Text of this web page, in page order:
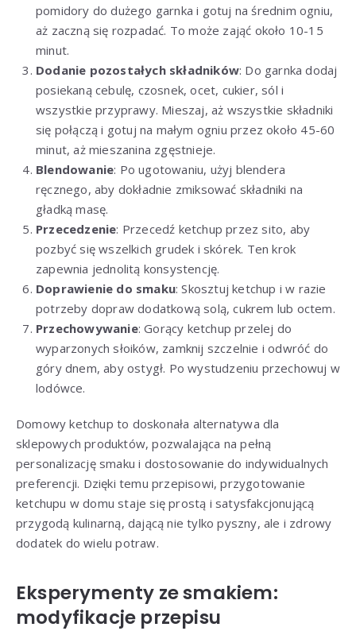
pomidory do dużego garnka i gotuj na średnim ogniu,
aż zaczną się rozpadać. To może zająć około 10-15
minut.
Dodanie pozostałych składników: Do garnka dodaj
posiekaną cebulę, czosnek, ocet, cukier, sól i
wszystkie przyprawy. Mieszaj, aż wszystkie składniki
się połączą i gotuj na małym ogniu przez około 45-60
minut, aż mieszanina zgęstnieje.
Blendowanie: Po ugotowaniu, użyj blendera
ręcznego, aby dokładnie zmiksować składniki na
gładką masę.
Przecedzenie: Przecedź ketchup przez sito, aby
pozbyć się wszelkich grudek i skórek. Ten krok
zapewnia jednolitą konsystencję.
Doprawienie do smaku: Skosztuj ketchup i w razie
potrzeby dopraw dodatkową solą, cukrem lub octem.
Przechowywanie: Gorący ketchup przelej do
wyparzonych słoików, zamknij szczelnie i odwróć do
góry dnem, aby ostygł. Po wystudzeniu przechowuj w
lodówce.
Domowy ketchup to doskonała alternatywa dla
sklepowych produktów, pozwalająca na pełną
personalizację smaku i dostosowanie do indywidualnych
preferencji. Dzięki temu przepisowi, przygotowanie
ketchupu w domu staje się prostą i satysfakcjonującą
przygodą kulinarną, dającą nie tylko pyszny, ale i zdrowy
dodatek do wielu potraw.
Eksperymenty ze smakiem:
modyfikacje przepisu